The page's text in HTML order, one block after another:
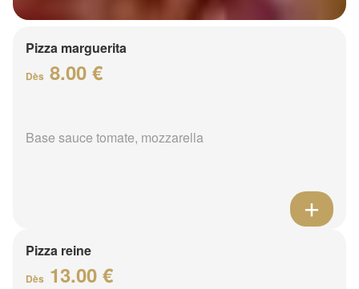
Pizza marguerita
Dès 8.00 €
Base sauce tomate, mozzarella
Pizza reine
Dès 13.00 €